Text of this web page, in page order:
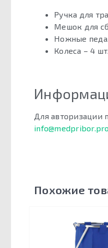
Ручка для
Мешок для
Ножные
Колеса – 4
Для авторизации
info@medpribor.pro
Похожие